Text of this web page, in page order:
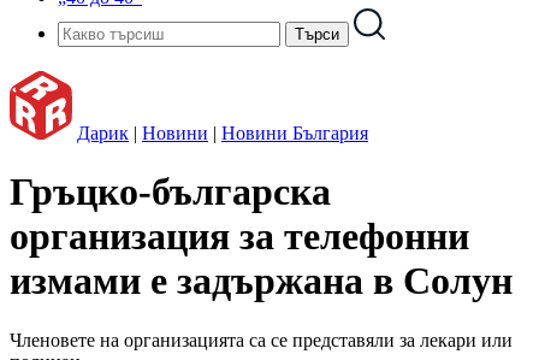
Дарик | Новини | Новини България
Гръцко-българска
организация за телефонни
измами е задържана в Солун
Членовете на организацията са се представяли за лекари или